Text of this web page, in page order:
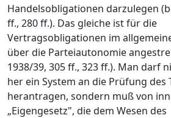
Handelsobligationen darzulegen
ff., 280 ff.). Das gleiche ist für die
Vertragsobligationen im
über die Parteiautonomie
1938/39, 305 ff., 323 ff.). Man darf
her ein System an die Prüfung des
herantragen, sondern muß von
„Eigengesetz", die dem Wesen des